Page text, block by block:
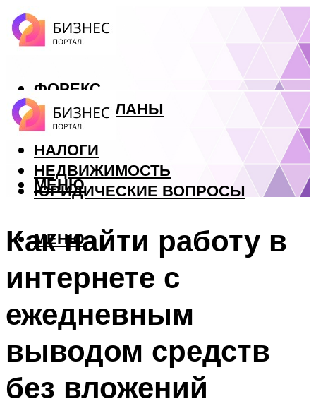
ФОРЕКС
БИЗНЕС ПЛАНЫ
КРЕДИТЫ
НАЛОГИ
НЕДВИЖИМОСТЬ
ЮРИДИЧЕСКИЕ ВОПРОСЫ
МЕНЮ
МЕНЮ
Как найти работу в
интернете с
ежедневным
выводом средств
без вложений